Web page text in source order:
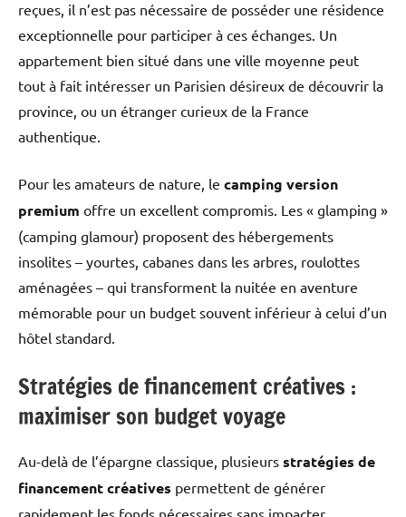
reçues, il n’est pas nécessaire de posséder une résidence
exceptionnelle pour participer à ces échanges. Un
appartement bien situé dans une ville moyenne peut
tout à fait intéresser un Parisien désireux de découvrir la
province, ou un étranger curieux de la France
authentique.
Pour les amateurs de nature, le camping version
premium offre un excellent compromis. Les « glamping »
(camping glamour) proposent des hébergements
insolites – yourtes, cabanes dans les arbres, roulottes
aménagées – qui transforment la nuitée en aventure
mémorable pour un budget souvent inférieur à celui d’un
hôtel standard.
Stratégies de financement créatives :
maximiser son budget voyage
Au-delà de l’épargne classique, plusieurs stratégies de
financement créatives permettent de générer
rapidement les fonds nécessaires sans impacter